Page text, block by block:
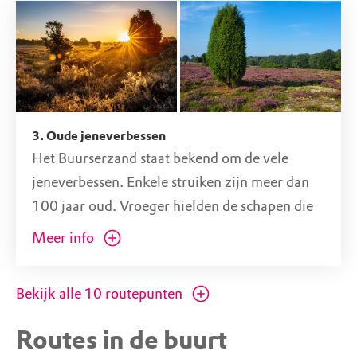
buurten. Ze zorgen er voor dat grassen als
pijpenstrootje en jonge bomen de heide niet
overwoekeren. Ze hebben geen hoorns. Erg
handig want zo beschadigen ze geen
jeneverbessen als ze er rondom heen grazen.
3. Oude jeneverbessen
Het Buurserzand staat bekend om de vele
jeneverbessen. Enkele struiken zijn meer dan
100 jaar oud. Vroeger hielden de schapen die
hier graasden de begroeiing kort. Met het
waar ze ongestoord konden kiemen. Ze
groeien heel erg langzaam. De laatste jaren
komen er ook weer jonge jeneverbesstruikjes
Meer info
Bekijk alle 10 routepunten
Routes in de buurt